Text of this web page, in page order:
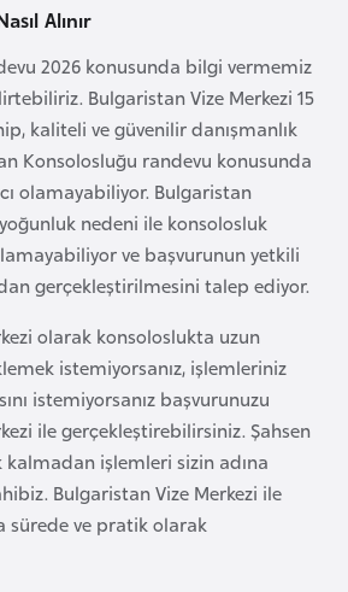
Alınır
2026 konusunda bilgi vermemiz
Bulgaristan Vize Merkezi 15
kaliteli ve güvenilir danışmanlık
Konsolosluğu randevu konusunda
olamayabiliyor. Bulgaristan
nedeni ile konsolosluk
ve başvurunun yetkili
gerçekleştirilmesini talep ediyor.
olarak konsoloslukta uzun
istemiyorsanız, işlemleriniz
istemiyorsanız başvurunuzu
ile gerçekleştirebilirsiniz. Şahsen
işlemleri sizin adına
Bulgaristan Vize Merkezi ile
sürede ve pratik olarak